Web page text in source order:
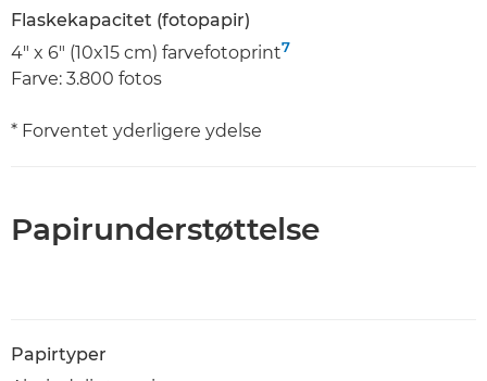
Flaskekapacitet (fotopapir)
4" x 6" (10x15 cm) farvefotoprint7
Farve: 3.800 fotos
* Forventet yderligere ydelse
Papirunderstøttelse
Papirtyper